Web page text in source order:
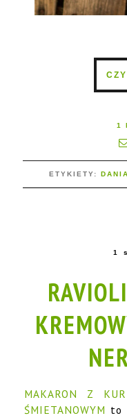
1
ETYKIETY:
1
MAKARON Z
ŚMIETANOWYM to